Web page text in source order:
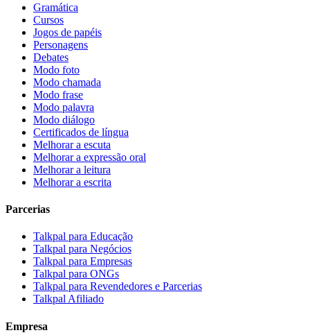
Gramática
Cursos
Jogos de papéis
Personagens
Debates
Modo foto
Modo chamada
Modo frase
Modo palavra
Modo diálogo
Certificados de língua
Melhorar a escuta
Melhorar a expressão oral
Melhorar a leitura
Melhorar a escrita
Parcerias
Talkpal para Educação
Talkpal para Negócios
Talkpal para Empresas
Talkpal para ONGs
Talkpal para Revendedores e Parcerias
Talkpal Afiliado
Empresa